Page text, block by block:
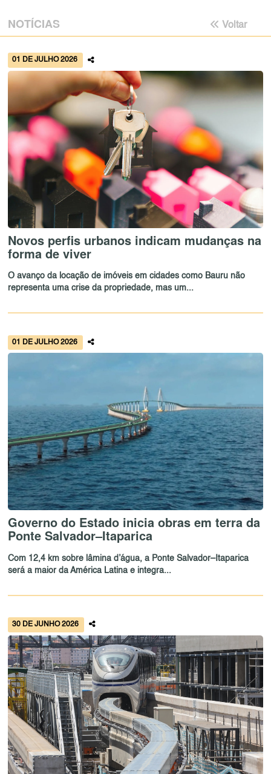
NOTÍCIAS Voltar
01 DE JULHO 2026
Novos perfis urbanos indicam mudanças na
forma de viver
O avanço da locação de imóveis em cidades como Bauru não
representa uma crise da propriedade, mas um...
01 DE JULHO 2026
Governo do Estado inicia obras em terra da
Ponte Salvador–Itaparica
Com 12,4 km sobre lâmina d’água, a Ponte Salvador–Itaparica
será a maior da América Latina e integra...
30 DE JUNHO 2026